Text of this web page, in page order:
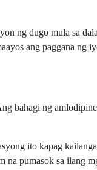
ng dugo mula sa
ang paggana ng
bahagi ng
ito kapag
pumasok sa ilang